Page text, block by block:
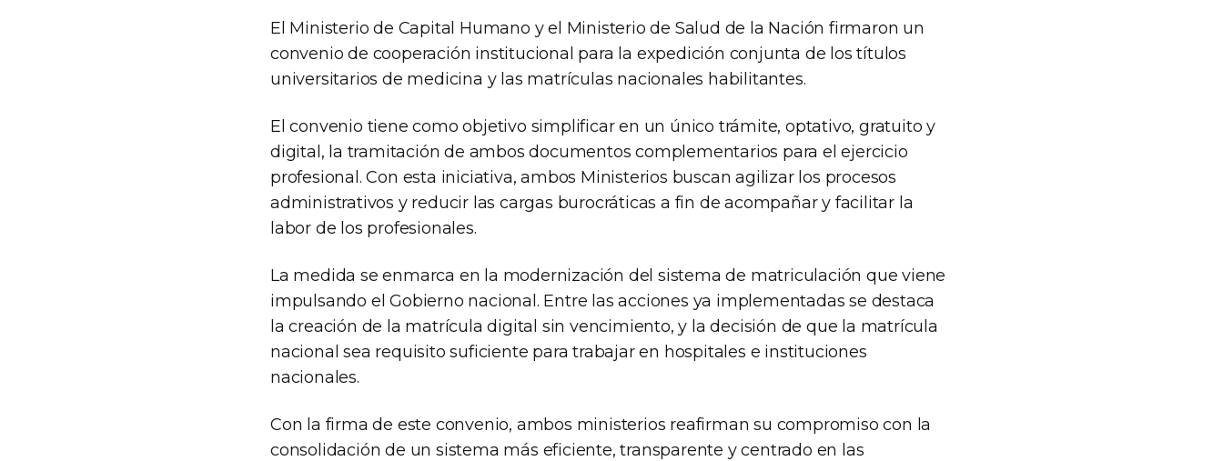
El Ministerio de Capital Humano y el Ministerio de Salud de la Nación firmaron un
convenio de cooperación institucional para la expedición conjunta de los títulos
universitarios de medicina y las matrículas nacionales habilitantes.
El convenio tiene como objetivo simplificar en un único trámite, optativo, gratuito y
digital, la tramitación de ambos documentos complementarios para el ejercicio
profesional. Con esta iniciativa, ambos Ministerios buscan agilizar los procesos
administrativos y reducir las cargas burocráticas a fin de acompañar y facilitar la
labor de los profesionales.
La medida se enmarca en la modernización del sistema de matriculación que viene
impulsando el Gobierno nacional. Entre las acciones ya implementadas se destaca
la creación de la matrícula digital sin vencimiento, y la decisión de que la matrícula
nacional sea requisito suficiente para trabajar en hospitales e instituciones
nacionales.
Con la firma de este convenio, ambos ministerios reafirman su compromiso con la
consolidación de un sistema más eficiente, transparente y centrado en las